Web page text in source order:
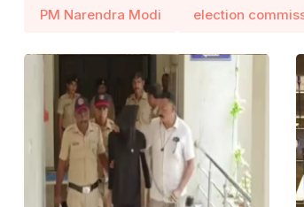
PM Narendra Modi election